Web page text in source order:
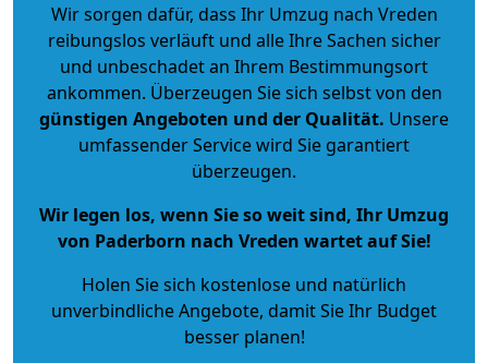
Wir sorgen dafür, dass Ihr Umzug nach Vreden
reibungslos verläuft und alle Ihre Sachen sicher
und unbeschadet an Ihrem Bestimmungsort
ankommen. Überzeugen Sie sich selbst von den
günstigen Angeboten und der Qualität. Unsere
umfassender Service wird Sie garantiert
überzeugen.
Wir legen los, wenn Sie so weit sind, Ihr Umzug
von Paderborn nach Vreden wartet auf Sie!
Holen Sie sich kostenlose und natürlich
unverbindliche Angebote, damit Sie Ihr Budget
besser planen!